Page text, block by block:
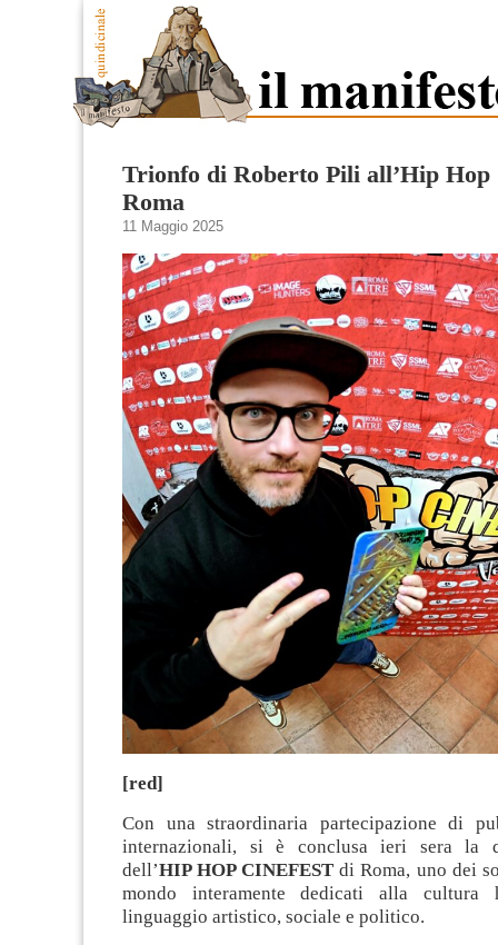
Trionfo di Roberto Pili all’Hip Hop
Roma
11 Maggio 2025
[red]
Con una straordinaria partecipazione di
internazionali, si è conclusa ieri sera la
dell’HIP HOP CINEFESTdi Roma, uno dei
mondo interamente dedicati alla cultura
linguaggio artistico, sociale e politico.